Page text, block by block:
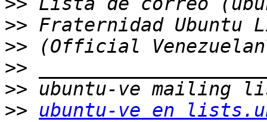
>>
>>
>>
>>
>>
ubuntu-ve en